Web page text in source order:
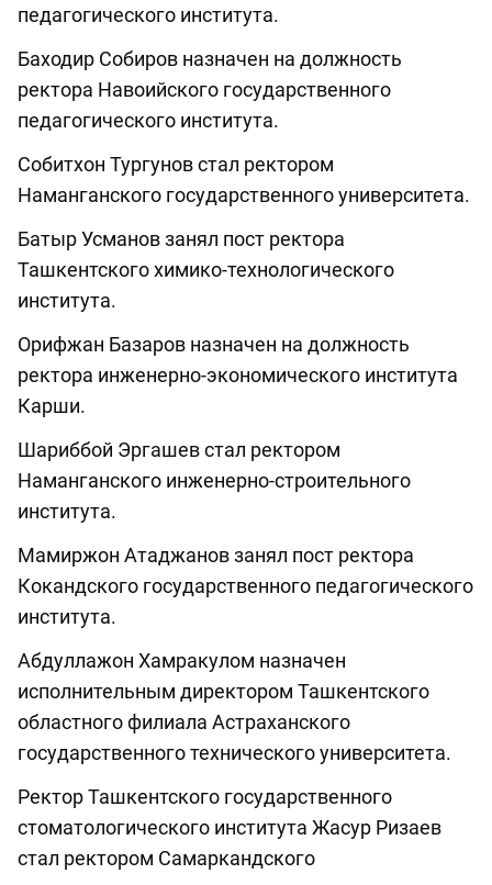
педагогического института.
Баходир Собиров назначен на должность
ректора Навоийского государственного
педагогического института.
Собитхон Тургунов стал ректором
Наманганского государственного университета.
Батыр Усманов занял пост ректора
Ташкентского химико-технологического
института.
Орифжан Базаров назначен на должность
ректора инженерно-экономического института
Карши.
Шариббой Эргашев стал ректором
Наманганского инженерно-строительного
института.
Мамиржон Атаджанов занял пост ректора
Кокандского государственного педагогического
института.
Абдуллажон Хамракулом назначен
исполнительным директором Ташкентского
областного филиала Астраханского
государственного технического университета.
Ректор Ташкентского государственного
стоматологического института Жасур Ризаев
стал ректором Самаркандского